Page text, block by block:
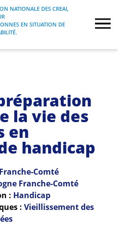
NATIONALE DES CREAI, EN
DES PERSONNES EN SITUATION
NATIONALE DES CREAI,
EN SITUATION DE
la vie des
en
handicap
Comté
Franche-Comté
: Handicap
: Vieillissement des